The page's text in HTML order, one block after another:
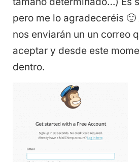
pero me lo agradeceréis
nos enviarán un un correo
aceptar y desde este
dentro.